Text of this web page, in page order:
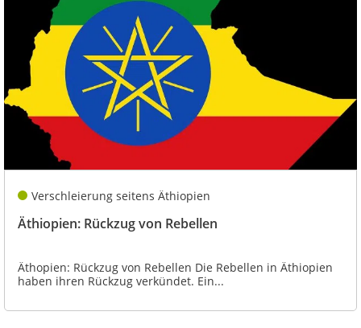
Verschleierung seitens Äthiopien
Äthiopien: Rückzug von Rebellen
Äthopien: Rückzug von Rebellen Die Rebellen in Äthiopien
haben ihren Rückzug verkündet. Ein...